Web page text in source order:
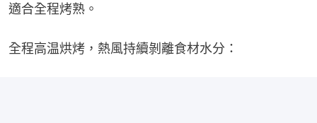
適合全程烤熟。
全程高温烘烤，熱風持續剝離食材水分：